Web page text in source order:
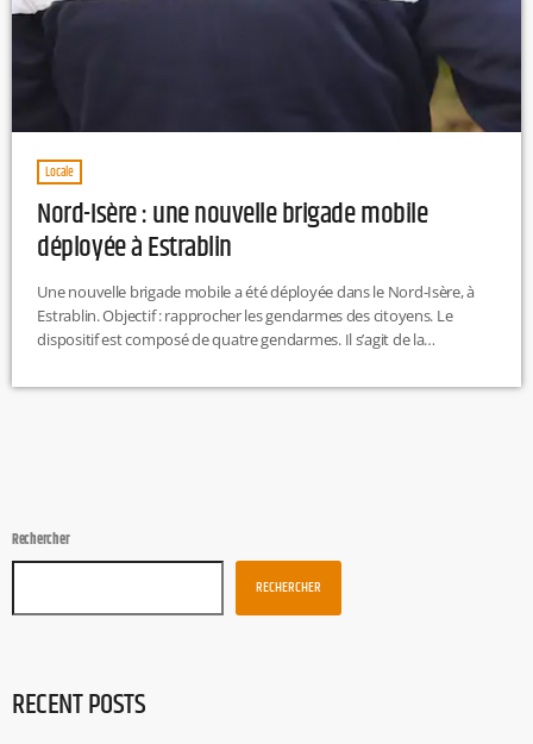
Locale
Nord-Isère : une nouvelle brigade mobile
déployée à Estrablin
Une nouvelle brigade mobile a été déployée dans le Nord-Isère, à
Estrablin. Objectif : rapprocher les gendarmes des citoyens. Le
dispositif est composé de quatre gendarmes. Il s’agit de la
Rechercher
RECHERCHER
RECENT POSTS